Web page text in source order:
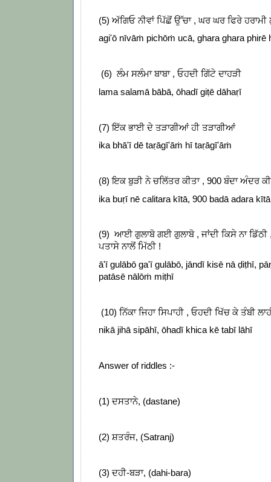
(5) ਅੱਗਿਓ ਨੀਵਾਂ ਪਿੱਛੋਂ ਉੱਚਾ , ਘਰ ਘਰ ਫਿਰੇ ਹਰਾਮੀ
agi'ō nīvāṁ pichōṁ ucā, ghara ghara phirē
(6) ਲੰਮ ਸਲੰਮਾ ਬਾਬਾ , ਓਹਦੀ ਗਿੱਟੇ ਦਾਹੜੀ
lama salamā bābā, ōhadī giṭē dāhaṛī
(7) ਇੱਕ ਭਾਈ ਦੇ ਤੜਾਗੀਆਂ ਹੀ ਤੜਾਗੀਆਂ
ika bhā'ī dē taṛāgī'āṁ hī taṛāgī'āṁ
(8) ਇਕ ਬੁੜੀ ਨੇ ਚਲਿੱਤਰ ਕੀਤਾ , 900 ਬੰਦਾ ਅੰਦਰ
ika buṛī nē calitara kītā, 900 badā adara kītā
(9) ਆਈ ਗੁਲਾਬੋ ਗਈ ਗੁਲਾਬੋ , ਜਾਂਦੀ ਕਿਸੇ ਨਾ ਡਿੱਠੀ
ਪਤਾਸੇ ਨਾਲੋਂ ਮਿੱਠੀ !
ā'ī gulābō ga'ī gulābō, jāndī kisē nā ḍiṭhī,
patāsē nālōṁ miṭhī
(10) ਨਿੱਕਾ ਜਿਹਾ ਸਿਪਾਹੀ , ਓਹਦੀ ਖਿੱਚ ਕੇ ਤੰਬੀ
nikā jihā sipāhī, ōhadī khica kē tabī lāhī
Answer of riddles :-
(1) ਦਸਤਾਨੇ, (dastane)
(2) ਸ਼ਤਰੰਜ, (Satranj)
(3) ਦਹੀ-ਬੜਾ, (dahi-bara)